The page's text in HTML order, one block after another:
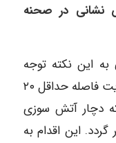
نشانی در صحنه
این نکته توجه
کند که در صورت، امکان خودرو با رعایت فاصله حداقل ۲۰
دچار آتش سوزی
این اقدام به